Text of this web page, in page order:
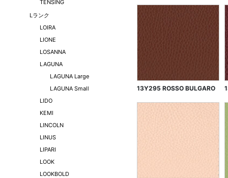
13Y295 ROSSO BULGARO
TENSING
Lランク
LOIRA
LIONE
LOSANNA
LAGUNA
LAGUNA Large
LAGUNA Small
LIDO
KEMI
LINCOLN
LINUS
LIPARI
LOOK
LOOKBOLD